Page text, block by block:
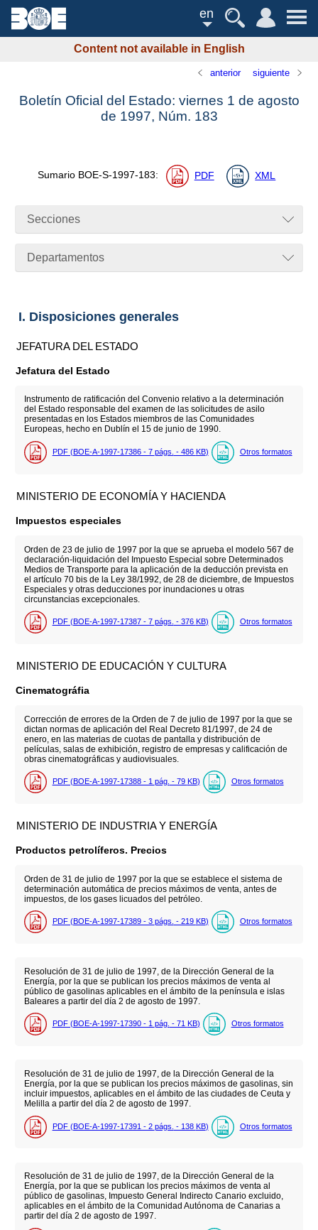
en
Content not available in English
anterior siguiente
Boletín Oficial del Estado: viernes 1 de agosto
de 1997, Núm. 183
Sumario BOE-S-1997-183: PDF XML
Secciones
Departamentos
I. Disposiciones generales
JEFATURA DEL ESTADO
Jefatura del Estado
Instrumento de ratificación del Convenio relativo a la determinación
del Estado responsable del examen de las solicitudes de asilo
presentadas en los Estados miembros de las Comunidades
Europeas, hecho en Dublín el 15 de junio de 1990.
PDF (BOE-A-1997-17386 - 7 págs. - 486 KB) Otros formatos
MINISTERIO DE ECONOMÍA Y HACIENDA
Impuestos especiales
Orden de 23 de julio de 1997 por la que se aprueba el modelo 567 de
declaración-liquidación del Impuesto Especial sobre Determinados
Medios de Transporte para la aplicación de la deducción prevista en
el artículo 70 bis de la Ley 38/1992, de 28 de diciembre, de Impuestos
Especiales y otras deducciones por inundaciones u otras
circunstancias excepcionales.
PDF (BOE-A-1997-17387 - 7 págs. - 376 KB) Otros formatos
MINISTERIO DE EDUCACIÓN Y CULTURA
Cinematográfia
Corrección de errores de la Orden de 7 de julio de 1997 por la que se
dictan normas de aplicación del Real Decreto 81/1997, de 24 de
enero, en las materias de cuotas de pantalla y distribución de
películas, salas de exhibición, registro de empresas y calificación de
obras cinematográficas y audiovisuales.
PDF (BOE-A-1997-17388 - 1 pág. - 79 KB) Otros formatos
MINISTERIO DE INDUSTRIA Y ENERGÍA
Productos petrolíferos. Precios
Orden de 31 de julio de 1997 por la que se establece el sistema de
determinación automática de precios máximos de venta, antes de
impuestos, de los gases licuados del petróleo.
PDF (BOE-A-1997-17389 - 3 págs. - 219 KB) Otros formatos
Resolución de 31 de julio de 1997, de la Dirección General de la
Energía, por la que se publican los precios máximos de venta al
público de gasolinas aplicables en el ámbito de la península e islas
Baleares a partir del día 2 de agosto de 1997.
PDF (BOE-A-1997-17390 - 1 pág. - 71 KB) Otros formatos
Resolución de 31 de julio de 1997, de la Dirección General de la
Energía, por la que se publican los precios máximos de gasolinas, sin
incluir impuestos, aplicables en el ámbito de las ciudades de Ceuta y
Melilla a partir del día 2 de agosto de 1997.
PDF (BOE-A-1997-17391 - 2 págs. - 138 KB) Otros formatos
Resolución de 31 de julio de 1997, de la Dirección General de la
Energía, por la que se publican los precios máximos de venta al
público de gasolinas, Impuesto General Indirecto Canario excluido,
aplicables en el ámbito de la Comunidad Autónoma de Canarias a
partir del día 2 de agosto de 1997.